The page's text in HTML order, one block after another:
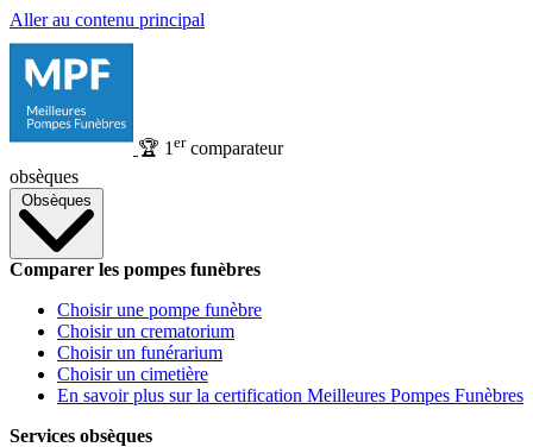
Aller au contenu principal
🏆 1 ercomparateur
obsèques
Obsèques
Comparer les pompes funèbres
Choisir une pompe funèbre
Choisir un crematorium
Choisir un funérarium
Choisir un cimetière
En savoir plus sur la certification Meilleures Pompes Funèbres
Services obsèques